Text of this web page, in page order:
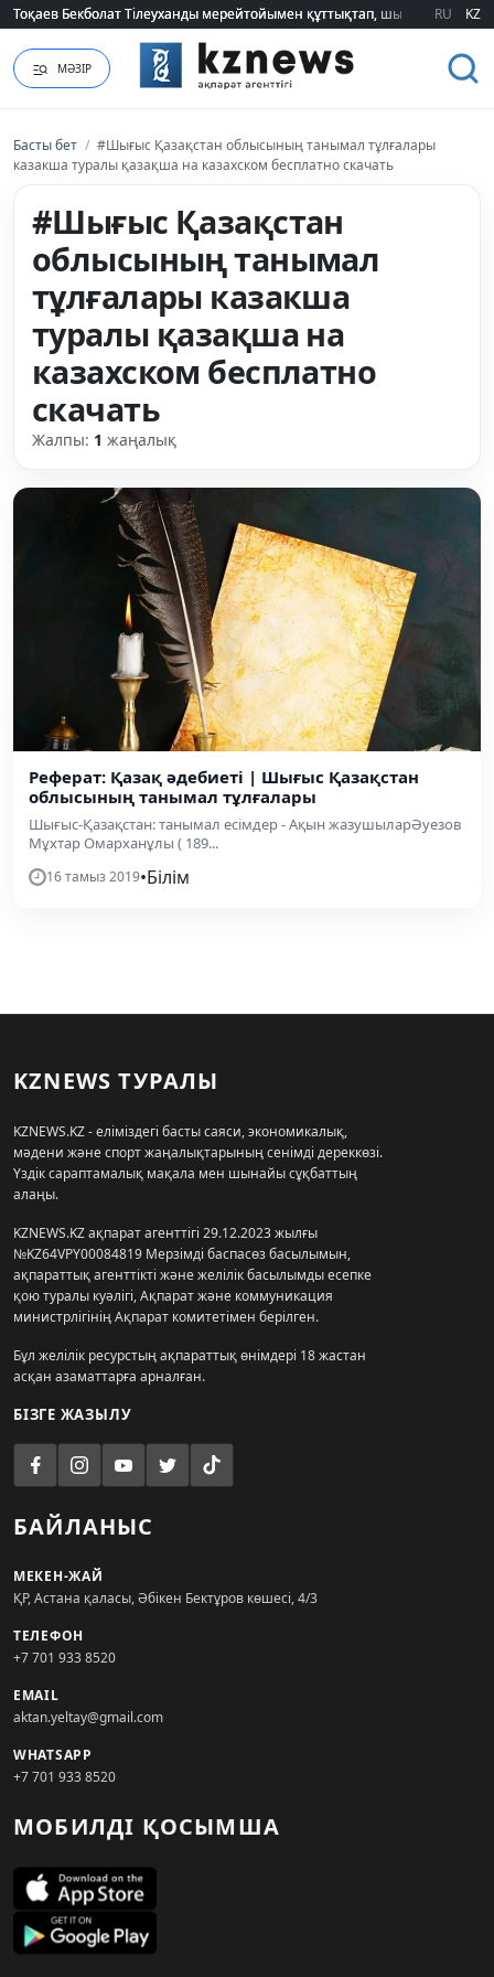
Тоқаев Бекболат Тілеуханды мерейтойымен құттықтап, шығармашылық
Тоқаев Бекболат Тілеуханды мерейтойымен құттықтап, шығармашылық
RU KZ
МӘЗІР
Басты бет / #Шығыс Қазақстан облысының танымал тұлғалары
казакша туралы қазақша на казахском бесплатно скачать
#Шығыс Қазақстан
облысының танымал
тұлғалары казакша
туралы қазақша на
казахском бесплатно
скачать
Жалпы: 1 жаңалық
Реферат: Қазақ әдебиеті | Шығыс Қазақстан
облысының танымал тұлғалары
Шығыс-Қазақстан: танымал есімдер - Ақын жазушыларӘуезов
Мұхтар Омарханұлы ( 189...
16 тамыз 2019•Білім
KZNEWS ТУРАЛЫ
KZNEWS.KZ - еліміздегі басты саяси, экономикалық,
мәдени және спорт жаңалықтарының сенімді дереккөзі.
Үздік сараптамалық мақала мен шынайы сұқбаттың
алаңы.
KZNEWS.KZ ақпарат агенттігі 29.12.2023 жылғы
№KZ64VPY00084819 Мерзімді баспасөз басылымын,
ақпараттық агенттікті және желілік басылымды есепке
қою туралы куәлігі, Ақпарат және коммуникация
министрлігінің Ақпарат комитетімен берілген.
Бұл желілік ресурстың ақпараттық өнімдері 18 жастан
асқан азаматтарға арналған.
БІЗГЕ ЖАЗЫЛУ
БАЙЛАНЫС
МЕКЕН-ЖАЙ
ҚР, Астана қаласы, Әбікен Бектұров көшесі, 4/3
ТЕЛЕФОН
+7 701 933 8520
EMAIL
aktan.yeltay@gmail.com
WHATSAPP
+7 701 933 8520
МОБИЛДІ ҚОСЫМША